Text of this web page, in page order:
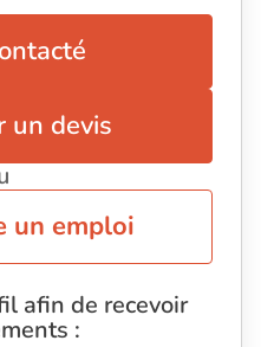
un devis
un emploi
afin de recevoir
: